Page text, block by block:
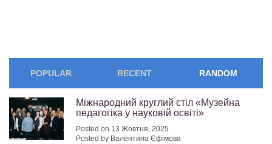
POPULAR RECENT RANDOM
Міжнародний круглий стіл «Музейна
педагогіка у науковій освіті»
Posted on 13 Жовтня, 2025
Posted by Валентина Єфімова